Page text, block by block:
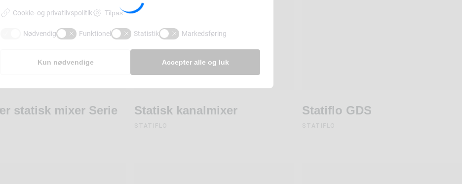
statisk mixer Serie
Statisk kanalmixer Statiflo GDS
Cookie- og privatlivspolitik Tilpas
Nødvendig Funktionel Statistik Markedsføring
Kun nødvendige Accepter alle og luk